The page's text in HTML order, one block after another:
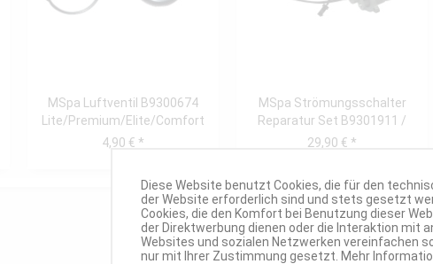
MSpa Luftventil B9300674
Lite/Premium/Elite/Comfort
Serie...
4,90 € *
MSpa Strömungsschalter
Reparatur Set B9301911 /
B9301234...
29,90 € *
Diese Website benutzt Cookies, die für den
der Website erforderlich sind und stets gesetzt
Cookies, die den Komfort bei Benutzung dieser
der Direktwerbung dienen oder die Interaktion mit
Websites und sozialen Netzwerken vereinfachen
nur mit Ihrer Zustimmung gesetzt. Mehr